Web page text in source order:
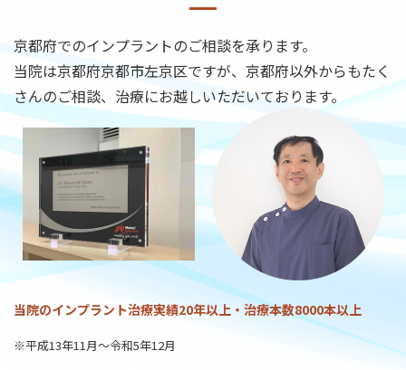
京都府でのインプラントのご相談を承ります。
当院は京都府京都市左京区ですが、京都府以外からもたく
さんのご相談、治療にお越しいただいております。
当院のインプラント治療実績20年以上・治療本数8000本以上
※平成13年11月〜令和5年12月